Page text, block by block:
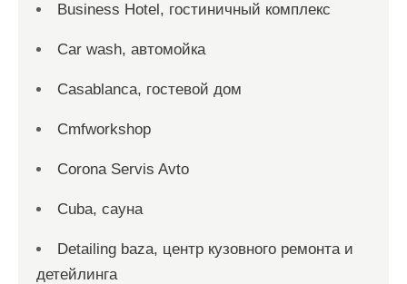
Business Hotel, гостиничный комплекс
Car wash, автомойка
Casablanca, гостевой дом
Cmfworkshop
Corona Servis Avto
Cuba, сауна
Detailing baza, центр кузовного ремонта и
детейлинга